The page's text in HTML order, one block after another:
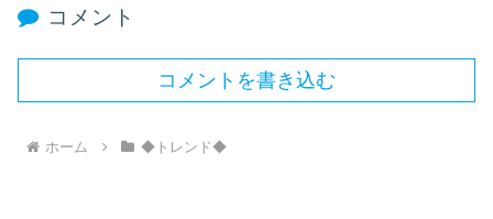
コメント
コメントを書き込む
ホーム ◆トレンド◆